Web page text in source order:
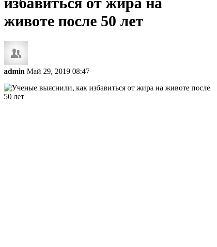
животе после 50 лет
admin Май 29, 2019 08:47